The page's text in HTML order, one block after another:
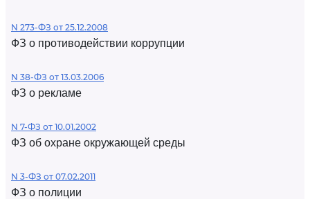
N 273-ФЗ от 25.12.2008
ФЗ о противодействии коррупции
N 38-ФЗ от 13.03.2006
ФЗ о рекламе
N 7-ФЗ от 10.01.2002
ФЗ об охране окружающей среды
N 3-ФЗ от 07.02.2011
ФЗ о полиции